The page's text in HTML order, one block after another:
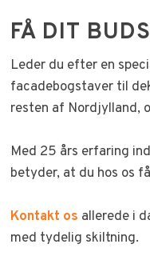
FÅ DIT
​Leder du efter en
facadebogstaver til
resten af Nordjylland,
Med 25 års erfaring
betyder, at du hos os
Kontakt os allerede i
med tydelig skiltning.